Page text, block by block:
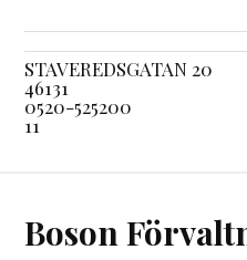
STAVEREDSGATAN 20
46131
0520-525200
11
Boson